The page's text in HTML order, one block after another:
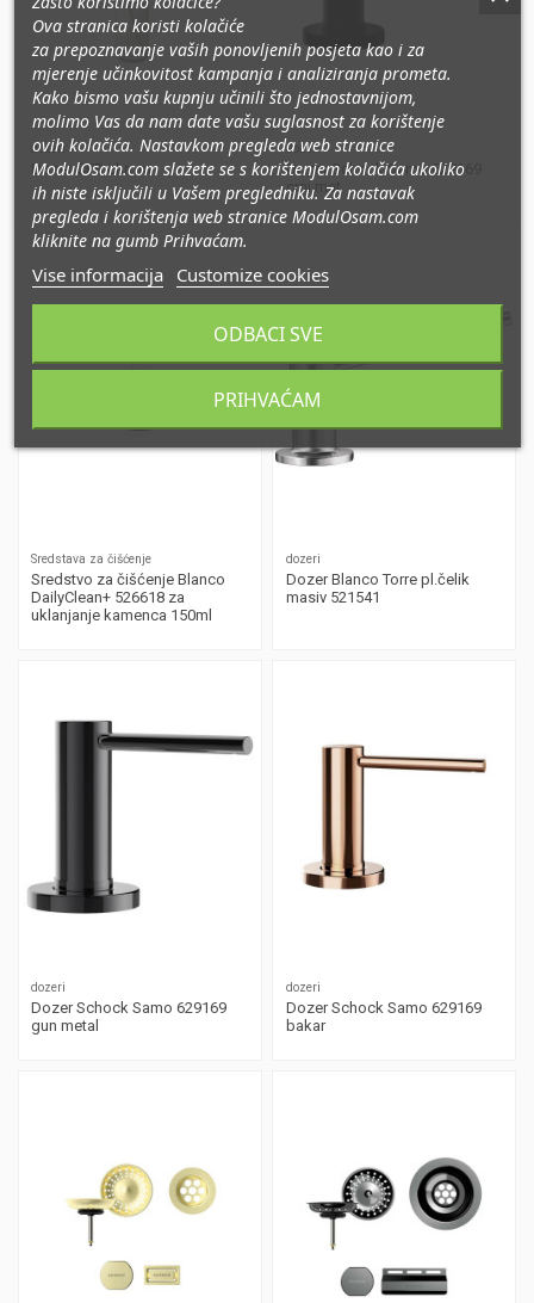
dozeri
Dozer CPB chrom
dozeri
Dozer Schock Samo 629169
crni mat
Sredstava za čišćenje
Sredstvo za čišćenje Blanco
DailyClean+ 526618 za
uklanjanje kamenca 150ml
dozeri
Dozer Blanco Torre pl.čelik
masiv 521541
dozeri
Dozer Schock Samo 629169
gun metal
dozeri
Dozer Schock Samo 629169
bakar
Ova stranica koristi kolačiće
za prepoznavanje vaših ponovljenih posjeta kao i za
mjerenje učinkovitost kampanja i analiziranja prometa.
Kako bismo vašu kupnju učinili što jednostavnijom,
molimo Vas da nam date vašu suglasnost za korištenje
ovih kolačića. Nastavkom pregleda web stranice
ModulOsam.com slažete se s korištenjem kolačića ukoliko
ih niste isključili u Vašem pregledniku. Za nastavak
pregleda i korištenja web stranice ModulOsam.com
kliknite na gumb Prihvaćam.
Vise informacija Customize cookies
ODBACI SVE
PRIHVAĆAM